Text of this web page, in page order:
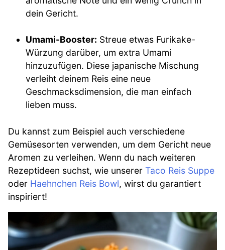
dein Gericht.
Umami-Booster: Streue etwas Furikake-
Würzung darüber, um extra Umami
hinzuzufügen. Diese japanische Mischung
verleiht deinem Reis eine neue
Geschmacksdimension, die man einfach
lieben muss.
Du kannst zum Beispiel auch verschiedene
Gemüsesorten verwenden, um dem Gericht neue
Aromen zu verleihen. Wenn du nach weiteren
Rezeptideen suchst, wie unserer Taco Reis Suppe
oder Haehnchen Reis Bowl, wirst du garantiert
inspiriert!